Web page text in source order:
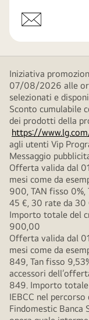
Iniziativa
07/08/2026 alle
selezionati e
Sconto cumulabile
dei prodotti della
https://
agli utenti Vip
Messaggio
Offerta valida dal
mesi come da
900, TAN fisso 0%,
45 €, 30 rate da 30
Importo totale del
900,00
Offerta valida dal
mesi come da
849, Tan fisso
accessori
849. Importo
IEBCC nel
Findomestic Banca